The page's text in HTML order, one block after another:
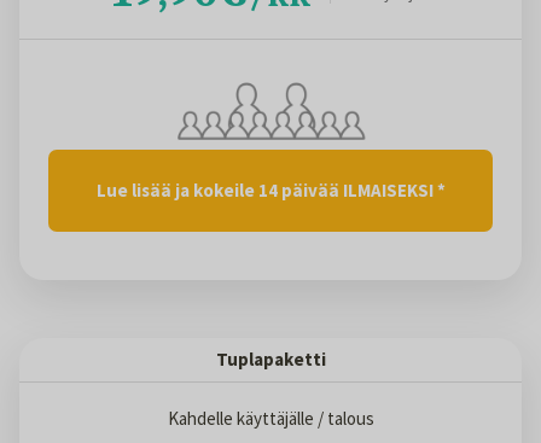
Lue lisää ja kokeile 14 päivää ILMAISEKSI *
Tuplapaketti
Kahdelle käyttäjälle / talous